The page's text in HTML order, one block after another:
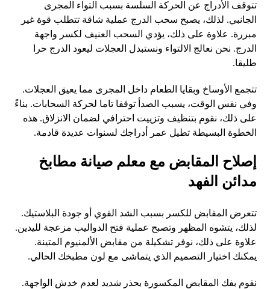
تتوقف الأدراج عن الحركة السلسة بسبب التواء المجرى
الجانبي. لذلك، يصبح سحب الدرج عملية شاقة تتطلب قوة غير
مبررة. علاوة على ذلك، يؤدي السحب العنيف لكسر واجهة
الدرج. نحن نعالج الالتواء ونستبدل العجلات ليعود الدرج حرا
طليقا.
تتجمع الأوساخ وبقايا الطعام داخل المجرى مما يعيق العجلات.
وفي نفس الوقت، يسبب الصدأ توقفا تاما لحركة السحابات. بناءً
على ذلك، نقوم بتنظيف وتزييت احترافي لضمان الانزلاق. هذه
الخطوة البسيطة تطيل عمر أدراجك لسنوات عديدة قادمة.
إصلاح المقابض مع معلم صيانة مطابخ
مدائن الفهد
تتعرض المقابض للكسر بسبب الشد القوي أو جودة البلاستيك.
لذلك، يتشوه المظهر وتصبح عملية فتح الدواليب مزعجة لليدين.
علاوة على ذلك، نوفر تشكيلة من مقابض الألمنيوم المتينة.
يمكنك اختيار التصميم الذي يتماشى مع لون مطبخك الحالي.
نقوم بفك المقابض المكسورة بحذر شديد لعدم خدش الواجهة.